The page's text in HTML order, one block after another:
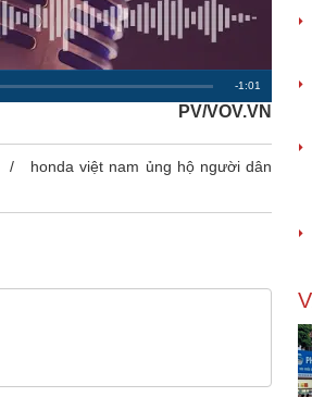
Giải trí
Nghệ sĩ
Sao Việt
Du lịch
Săn Tour
check-in
R
e
i
-1:01
PV/VOV.VN
honda việt nam ủng hộ người dân